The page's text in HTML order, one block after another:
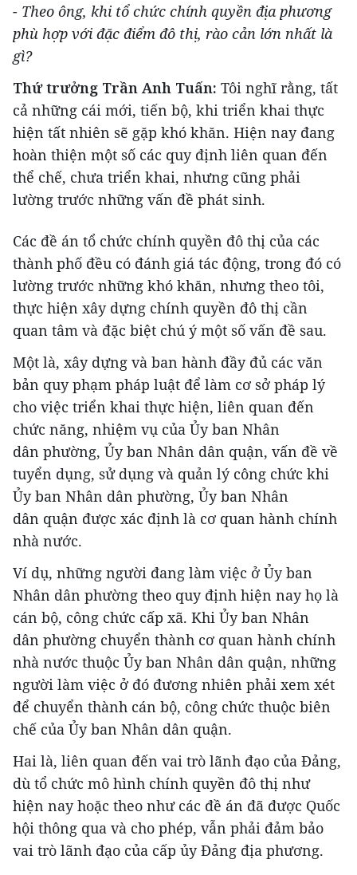
- Theo ông, khi tổ chức chính quyền địa phương
phù hợp với đặc điểm đô thị, rào cản lớn nhất là
gì?
Thứ trưởng Trần Anh Tuấn: Tôi nghĩ rằng, tất
cả những cái mới, tiến bộ, khi triển khai thực
hiện tất nhiên sẽ gặp khó khăn. Hiện nay đang
hoàn thiện một số các quy định liên quan đến
thể chế, chưa triển khai, nhưng cũng phải
lường trước những vấn đề phát sinh.
Các đề án tổ chức chính quyền đô thị của các
thành phố đều có đánh giá tác động, trong đó có
lường trước những khó khăn, nhưng theo tôi,
thực hiện xây dựng chính quyền đô thị cần
quan tâm và đặc biệt chú ý một số vấn đề sau.
Một là, xây dựng và ban hành đầy đủ các văn
bản quy phạm pháp luật để làm cơ sở pháp lý
cho việc triển khai thực hiện, liên quan đến
chức năng, nhiệm vụ của Ủy ban Nhân
dân phường, Ủy ban Nhân dân quận, vấn đề về
tuyển dụng, sử dụng và quản lý công chức khi
Ủy ban Nhân dân phường, Ủy ban Nhân
dân quận được xác định là cơ quan hành chính
nhà nước.
Ví dụ, những người đang làm việc ở Ủy ban
Nhân dân phường theo quy định hiện nay họ là
cán bộ, công chức cấp xã. Khi Ủy ban Nhân
dân phường chuyển thành cơ quan hành chính
nhà nước thuộc Ủy ban Nhân dân quận, những
người làm việc ở đó đương nhiên phải xem xét
để chuyển thành cán bộ, công chức thuộc biên
chế của Ủy ban Nhân dân quận.
Hai là, liên quan đến vai trò lãnh đạo của Đảng,
dù tổ chức mô hình chính quyền đô thị như
hiện nay hoặc theo như các đề án đã được Quốc
hội thông qua và cho phép, vẫn phải đảm bảo
vai trò lãnh đạo của cấp ủy Đảng địa phương.